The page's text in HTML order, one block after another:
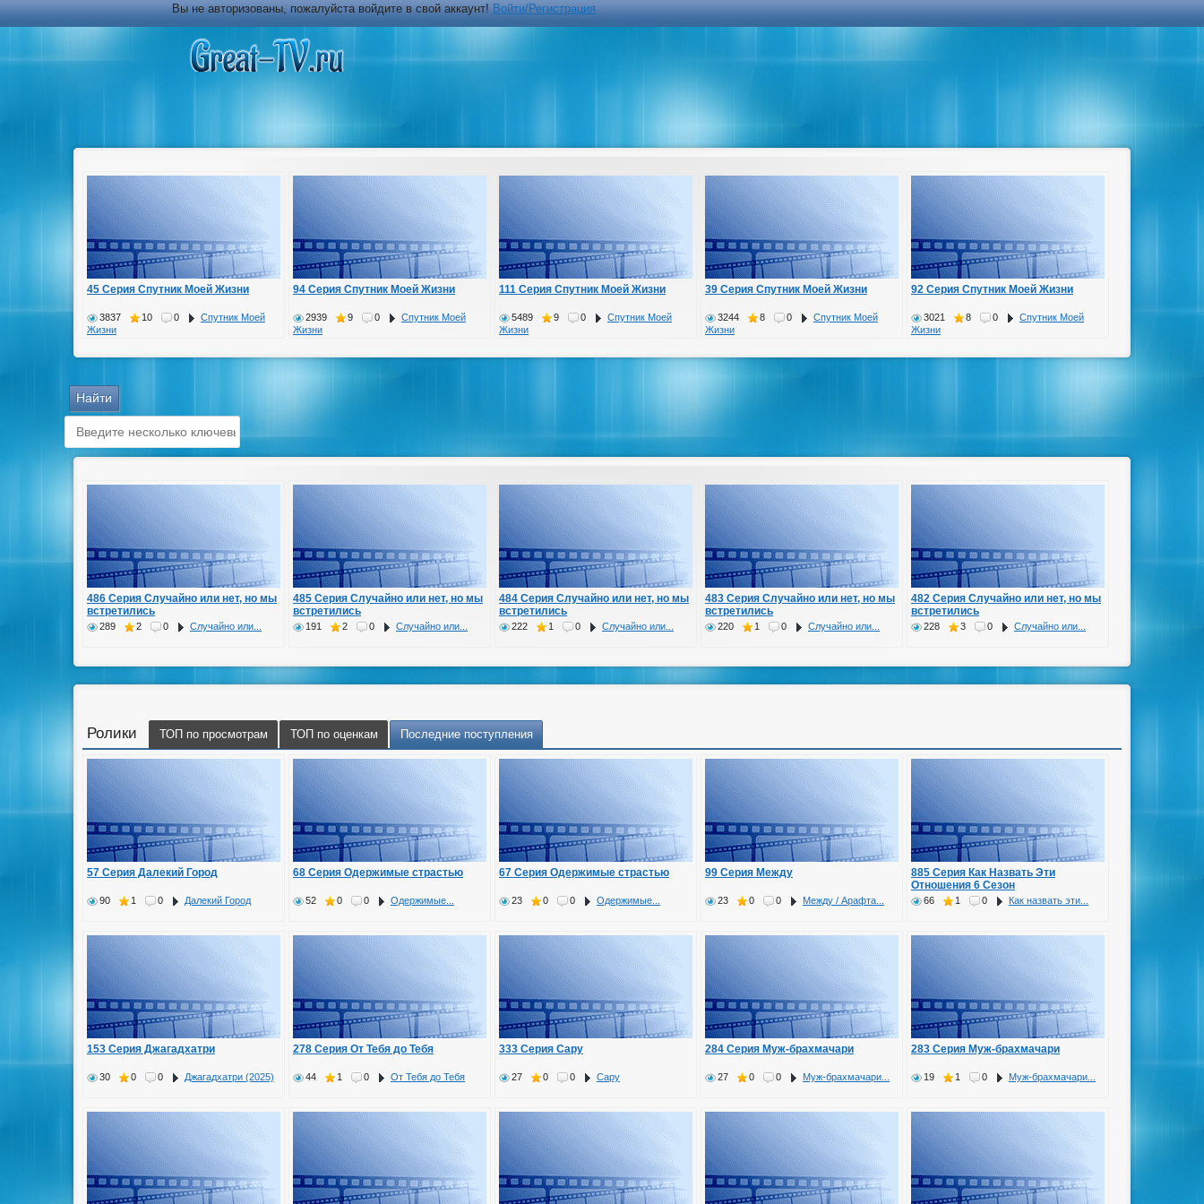
Вы не авторизованы, пожалуйста войдите в свой аккаунт!Войти/Регистрация
45 Серия Спутник Моей Жизни
3837 10 0
Спутник Моей
Жизни
94 Серия Спутник Моей Жизни
2939 9 0
Спутник Моей
Жизни
111 Серия Спутник Моей Жизни
5489 9 0
Спутник Моей
Жизни
39 Серия Спутник Моей Жизни
3244 8 0
Спутник Моей
Жизни
92 Серия Спутник Моей Жизни
3021 8 0
Спутник Моей
Жизни
486 Серия Случайно или нет, но мы
встретились
289 2 0 Случайно или...
485 Серия Случайно или нет, но мы
встретились
191 2 0 Случайно или...
484 Серия Случайно или нет, но мы
встретились
222 1 0 Случайно или...
483 Серия Случайно или нет, но мы
встретились
220 1 0 Случайно или...
482 Серия Случайно или нет, но мы
встретились
228 3 0 Случайно или...
Ролики ТОП по просмотрам ТОП по оценкам Последние поступления
57 Серия Далекий Город
90 1 0 Далекий Город
68 Серия Одержимые страстью
52 0 0 Одержимые...
67 Серия Одержимые страстью
23 0 0 Одержимые...
99 Серия Между
23 0 0 Между / Арафта...
885 Серия Как Назвать Эти
Отношения 6 Сезон
66 1 0 Как назвать эти...
153 Серия Джагадхатри
30 0 0 Джагадхатри (2025)
278 Серия От Тебя до Тебя
44 1 0 От Тебя до Тебя
333 Серия Сару
27 0 0 Сару
284 Серия Муж-брахмачари
27 0 0 Муж-брахмачари...
283 Серия Муж-брахмачари
19 1 0 Муж-брахмачари...